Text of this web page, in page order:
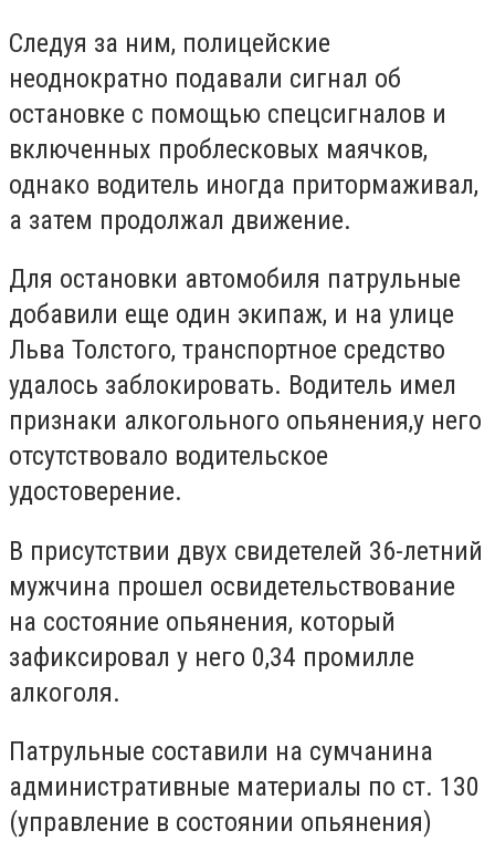
Следуя за ним, полицейские
неоднократно подавали сигнал об
остановке с помощью спецсигналов и
включенных проблесковых маячков,
однако водитель иногда притормаживал,
а затем продолжал движение.
Для остановки автомобиля патрульные
добавили еще один экипаж, и на улице
Льва Толстого, транспортное средство
удалось заблокировать. Водитель имел
признаки алкогольного опьянения,у него
отсутствовало водительское
удостоверение.
В присутствии двух свидетелей 36-летний
мужчина прошел освидетельствование
на состояние опьянения, который
зафиксировал у него 0,34 промилле
алкоголя.
Патрульные составили на сумчанина
административные материалы по ст. 130
(управление в состоянии опьянения)